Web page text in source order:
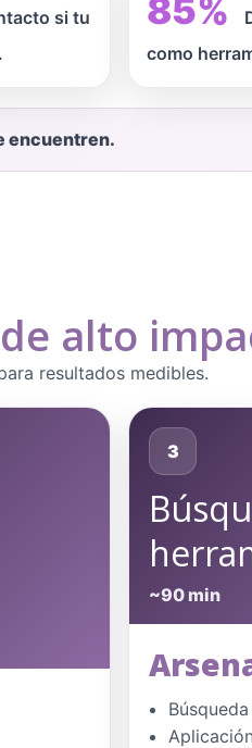
si tu
85%
como
encuentren.
alto
resultados medibles.
3
~90 min